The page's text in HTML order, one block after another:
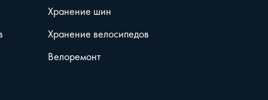
Хранение шин
Хранение велосипедов
Велоремонт